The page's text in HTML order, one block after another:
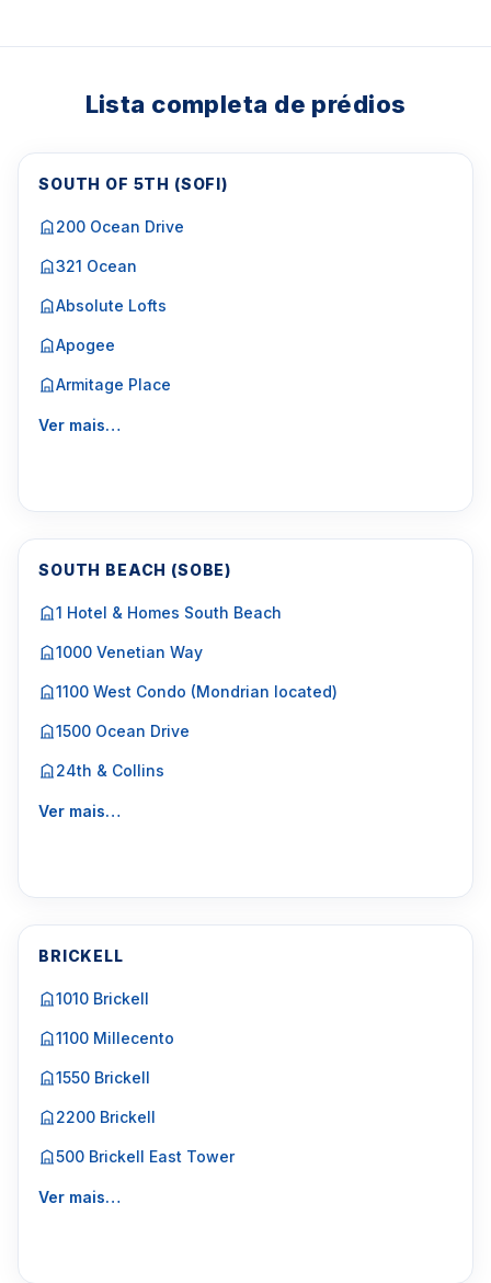
Lista completa de prédios
SOUTH OF 5TH (SOFI)
200 Ocean Drive
321 Ocean
Absolute Lofts
Apogee
Armitage Place
Ver mais…
SOUTH BEACH (SOBE)
1 Hotel & Homes South Beach
1000 Venetian Way
1100 West Condo (Mondrian located)
1500 Ocean Drive
24th & Collins
Ver mais…
BRICKELL
1010 Brickell
1100 Millecento
1550 Brickell
2200 Brickell
500 Brickell East Tower
Ver mais…